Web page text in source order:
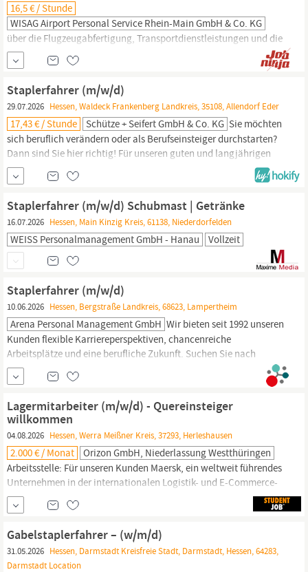
16,5 € / Stunde
WISAG Airport Personal Service Rhein-Main GmbH & Co. KG
über die Flugzeugabfertigung, Transportdienstleistungen und die
Frachtabfertigung bis hin zu kaufmännischer Sachbearbeitung.
Unsere Mitarbeiter werden tarifgebunden und fair entlohnt.
Erfahren Sie mehr über uns und die Menschen, die bei uns
arbeiten, auf www.wisag.de.
Frankfurt am Main, mit gültiger...
Staplerfahrer (m/w/d)
29.07.2026 Hessen, Waldeck Frankenberg Landkreis, 35108, Allendorf Eder
17,43 € / Stunde Schütze + Seifert GmbH & Co. KG Sie möchten
sich beruflich verändern oder als Berufseinsteiger durchstarten?
Dann sind Sie hier richtig! Für unseren guten und langjährigen
Kunden in Allendorf (Eder) suchen wir ab sofort
Staplerfahrer
bzw. Fachlageristen (m/w/d). Ihre Vorteile: Stundenlohn ab 17,43
€ bis zu 25,89 € Samstagsprämie 5,- €/Std. (Samstagsarbeit auf
freiwilliger
Staplerfahrer (m/w/d) Schubmast | Getränke
16.07.2026 Hessen, Main Kinzig Kreis, 61138, Niederdorfelden
WEISS Personalmanagement GmbH - Hanau Vollzeit
Staplerfahrer (m/w/d)
10.06.2026 Hessen, Bergstraße Landkreis, 68623, Lampertheim
Arena Personal Management GmbH Wir bieten seit 1992 unseren
Kunden flexible Karriereperspektiven, chancenreiche
Arbeitsplätze und eine berufliche Zukunft. Suchen Sie nach
spannenden Jobangeboten in Ihrer Umgebung oder nach Ihrer
nächsten beruflichen Herausforderung? Wir suchen für Sie das
beste Angebot nach Ihren Wünschen, Stärken und
Qualifikationen. •Frontstapler fahren •Mithilfe in der
Produktion,...
Lagermitarbeiter (m/w/d) - Quereinsteiger
willkommen
04.08.2026 Hessen, Werra Meißner Kreis, 37293, Herleshausen
2.000 € / Monat
Orizon GmbH, Niederlassung Westthüringen
Arbeitsstelle: Für unseren Kunden Maersk, ein weltweit führendes
Unternehmen in der internationalen Logistik- und E-Commerce-
Distributionsbranche, suchen wir ab sofort
(m/w/d)
für den Standort Herleshausen im Rahmen der
Arbeitnehmerüberlassung. Vor Ort entsteht derzeit ein
hochmodernes und großflächiges Logistikzentrum, das im August
den...
Gabelstaplerfahrer – (w/m/d)
31.05.2026 Hessen, Darmstadt Kreisfreie Stadt, Darmstadt, Hessen, 64283,
Darmstadt Location